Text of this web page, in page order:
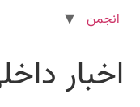
انجمن
اخبار